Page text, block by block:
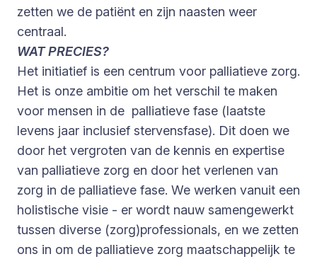
zetten we de patiënt en zijn naasten weer
centraal.
WAT PRECIES?
Het initiatief is een centrum voor palliatieve zorg.
Het is onze ambitie om het verschil te maken
voor mensen in de palliatieve fase (laatste
levens jaar inclusief stervensfase). Dit doen we
door het vergroten van de kennis en expertise
van palliatieve zorg en door het verlenen van
zorg in de palliatieve fase. We werken vanuit een
holistische visie - er wordt nauw samengewerkt
tussen diverse (zorg)professionals, en we zetten
ons in om de palliatieve zorg maatschappelijk te